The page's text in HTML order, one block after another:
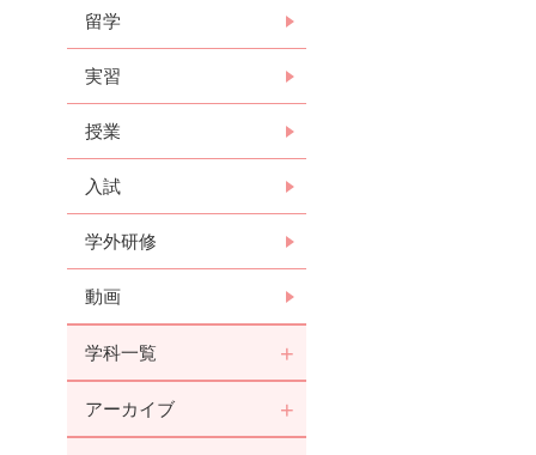
留学
実習
授業
入試
学外研修
動画
学科一覧
アーカイブ